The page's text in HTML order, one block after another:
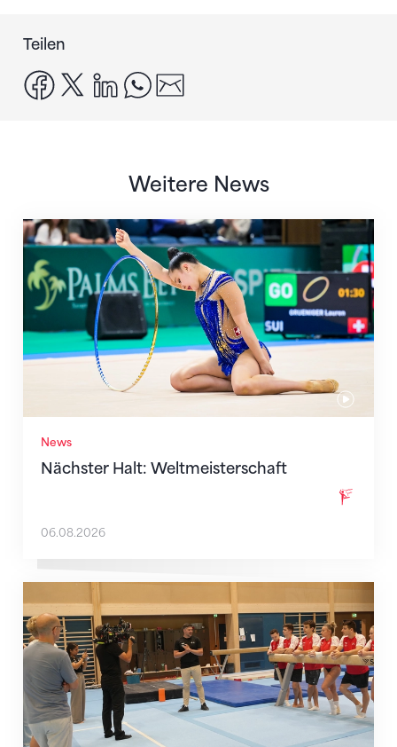
Teilen
facebook
x linkedinwhatsapp
Weitere News
News
Nächster Halt: Weltmeisterschaft
Nächster Halt: Weltmeisterschaft
06.08.2026
Mit klaren Zielen nach Zagreb